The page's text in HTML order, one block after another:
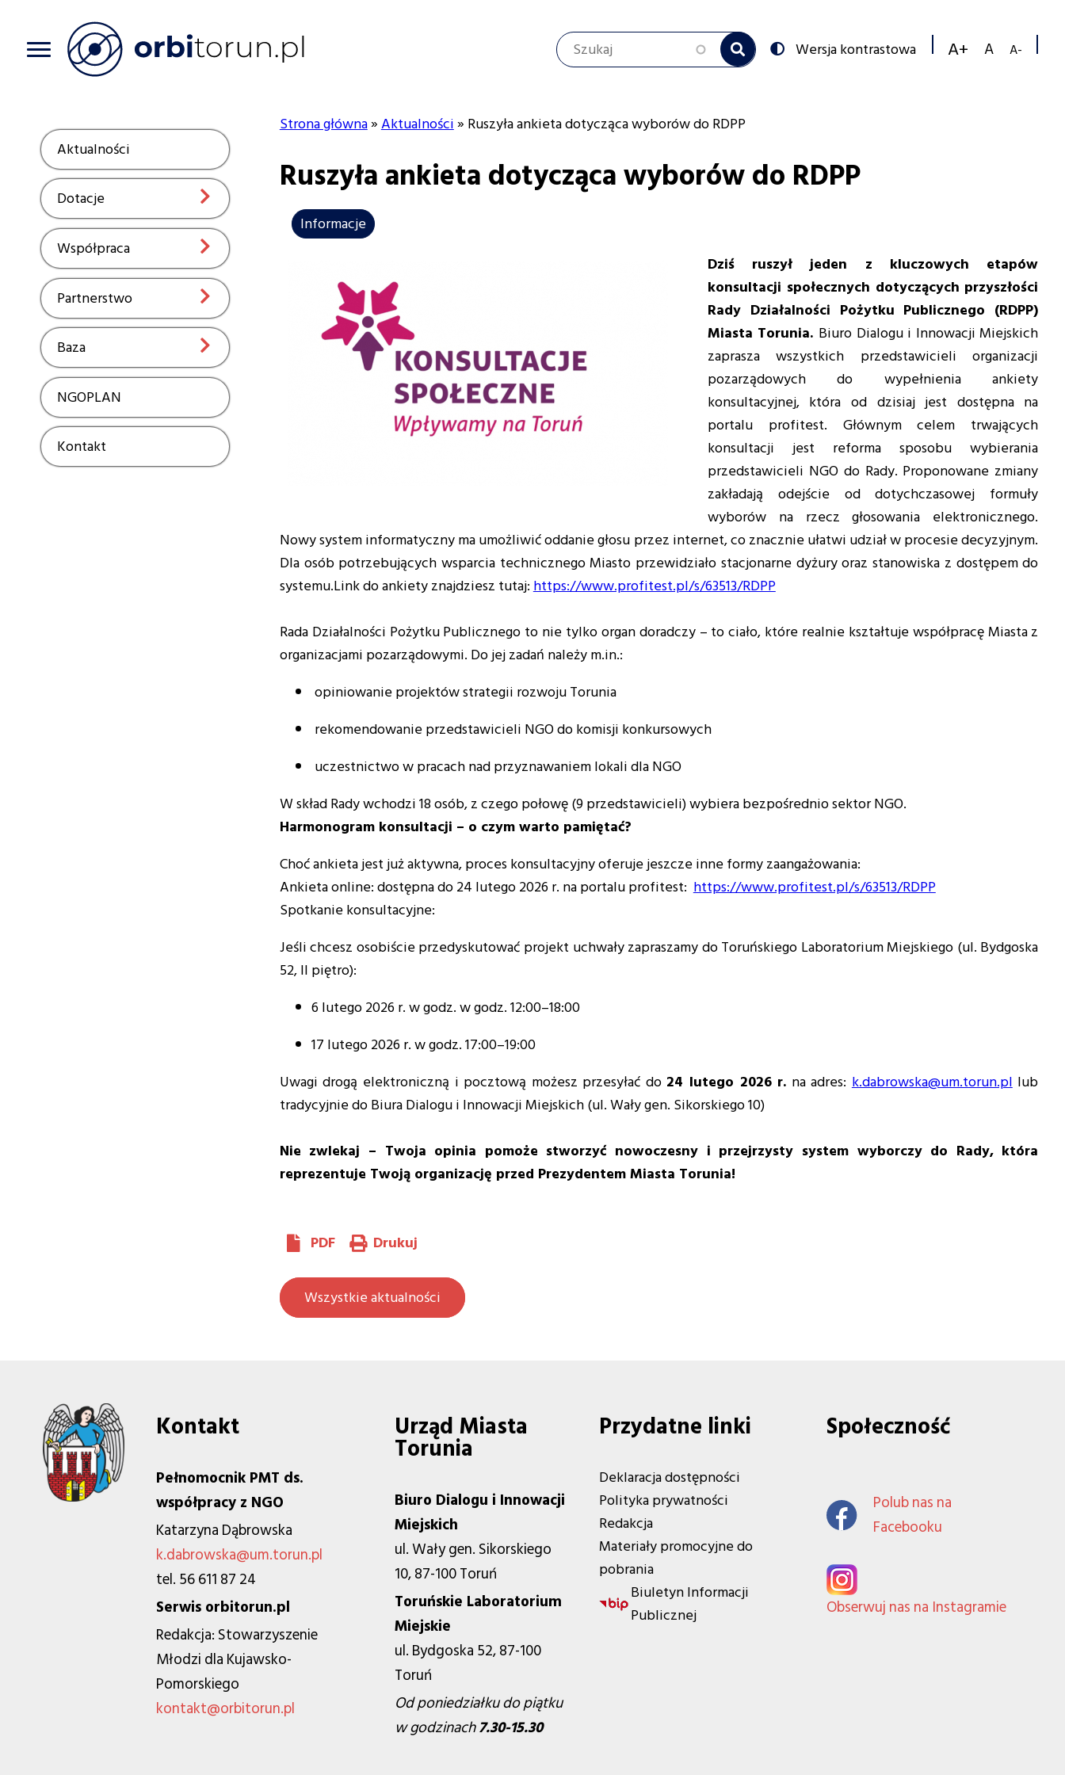
Szukaj Przełącz
na:
Wersja kontrastowa
Aktualności
Show
Dotacje Show
Współpraca Show
Partnerstwo Show
Baza Show
NGOPLAN Show
Kontakt Show
nawigacyjna
Strona główna Aktualności Ruszyła ankieta dotycząca wyborów do RDPP
Ruszyła ankieta dotycząca wyborów do RDPP
Informacje
Dziś ruszył jeden z kluczowych etapów
konsultacji społecznych dotyczących przyszłości
Rady Działalności Pożytku Publicznego (RDPP)
Miasta Torunia. Biuro Dialogu i Innowacji Miejskich
zaprasza wszystkich przedstawicieli organizacji
pozarządowych do wypełnienia ankiety
konsultacyjnej, która od dzisiaj jest dostępna na
portalu profitest. Głównym celem trwających
konsultacji jest reforma sposobu wybierania
przedstawicieli NGO do Rady. Proponowane zmiany
zakładają odejście od dotychczasowej formuły
wyborów na rzecz głosowania elektronicznego.
Nowy system informatyczny ma umożliwić oddanie głosu przez internet, co znacznie ułatwi udział w procesie decyzyjnym.
Dla osób potrzebujących wsparcia technicznego Miasto przewidziało stacjonarne dyżury oraz stanowiska z dostępem do
systemu.Link do ankiety znajdziesz tutaj:https://www.profitest.pl/s/63513/RDPP
Rada Działalności Pożytku Publicznego to nie tylko organ doradczy – to ciało, które realnie kształtuje współpracę Miasta z
organizacjami pozarządowymi. Do jej zadań należy m.in.:
opiniowanie projektów strategii rozwoju Torunia
rekomendowanie przedstawicieli NGO do komisji konkursowych
uczestnictwo w pracach nad przyznawaniem lokali dla NGO
W skład Rady wchodzi 18 osób, z czego połowę (9 przedstawicieli) wybiera bezpośrednio sektor NGO.
Harmonogram konsultacji – o czym warto pamiętać?
Choć ankieta jest już aktywna, proces konsultacyjny oferuje jeszcze inne formy zaangażowania:
Ankieta online: dostępna do 24 lutego 2026 r. na portalu profitest:https://www.profitest.pl/s/63513/RDPP
Spotkanie konsultacyjne:
Jeśli chcesz osobiście przedyskutować projekt uchwały zapraszamy do Toruńskiego Laboratorium Miejskiego (ul. Bydgoska
52, II piętro):
6 lutego 2026 r. w godz. w godz. 12:00–18:00
17 lutego 2026 r. w godz. 17:00–19:00
Uwagi drogą elektroniczną i pocztową możesz przesyłać do 24 lutego 2026 r. na adres:k.dabrowska@um.torun.pllub
tradycyjnie do Biura Dialogu i Innowacji Miejskich (ul. Wały gen. Sikorskiego 10)
Nie zwlekaj – Twoja opinia pomoże stworzyć nowoczesny i przejrzysty system wyborczy do Rady, która
reprezentuje Twoją organizację przed Prezydentem Miasta Torunia!
PDF Drukuj
Wszystkie aktualności
Kontakt
Pełnomocnik PMT ds.
współpracy z NGO
Katarzyna Dąbrowska
k.dabrowska@um.torun.pl
tel. 56 611 87 24
Serwis orbitorun.pl
Redakcja: Stowarzyszenie
Młodzi dla Kujawsko-
Pomorskiego
kontakt@orbitorun.pl
Urząd Miasta
Torunia
Biuro Dialogu i Innowacji
Miejskich
ul. Wały gen. Sikorskiego
10, 87-100 Toruń
Toruńskie Laboratorium
Miejskie
ul. Bydgoska 52, 87-100
Toruń
Od poniedziałku do piątku
w godzinach7.30-15.30
Przydatne linki
Deklaracja dostępności
Polityka prywatności
Redakcja
Materiały promocyjne do
pobrania
Biuletyn Informacji
Publicznej
Społeczność
Polub nas na
Facebooku
Obserwuj nas na Instagramie